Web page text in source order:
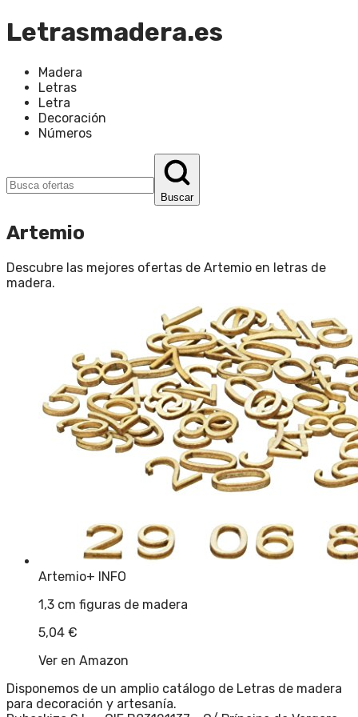
Letrasmadera.es
Madera
Letras
Letra
Decoración
Números
Buscar
Artemio
Descubre las mejores ofertas de Artemio en letras de
madera.
Artemio+ INFO
1,3 cm figuras de madera
5,04 €
Ver en Amazon
Disponemos de un amplio catálogo de Letras de madera
para decoración y artesanía.